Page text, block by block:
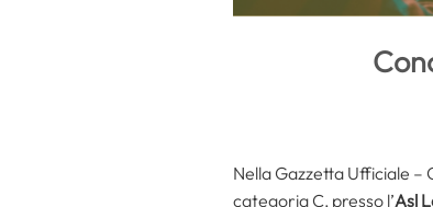
Nella Gazzetta Ufficiale –
categoria C, presso l’Asl